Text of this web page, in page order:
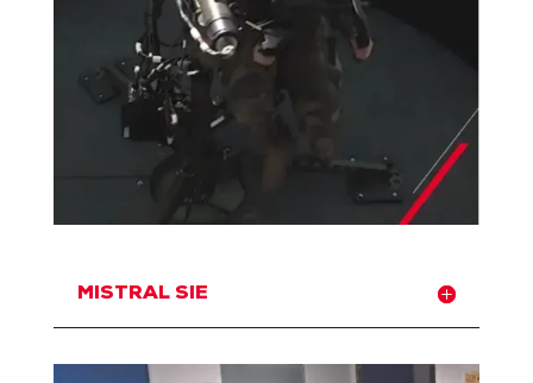
MISTRAL SIE